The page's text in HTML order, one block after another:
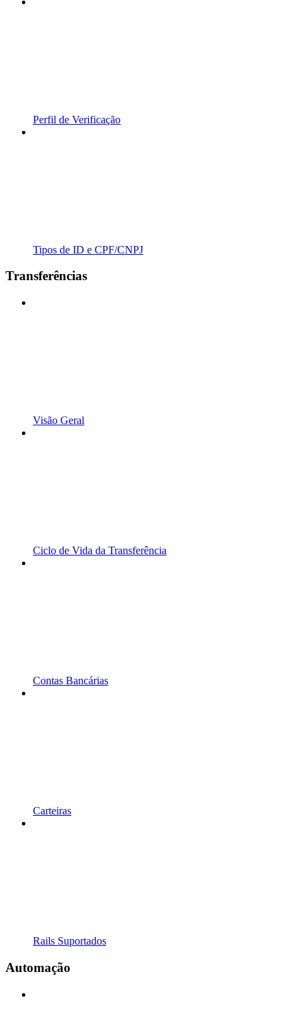
Perfil de Verificação
Tipos de ID e CPF/CNPJ
Transferências
Visão Geral
Ciclo de Vida da Transferência
Contas Bancárias
Carteiras
Rails Suportados
Automação